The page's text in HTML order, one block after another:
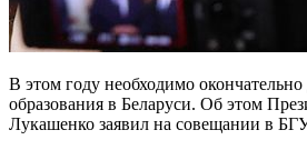
В этом году необходимо
образования в Беларуси. Об этом
Лукашенко заявил на совещании в